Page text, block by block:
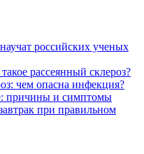
российских ученых
рассеянный склероз?
чем опасна инфекция?
причины и симптомы
при правильном